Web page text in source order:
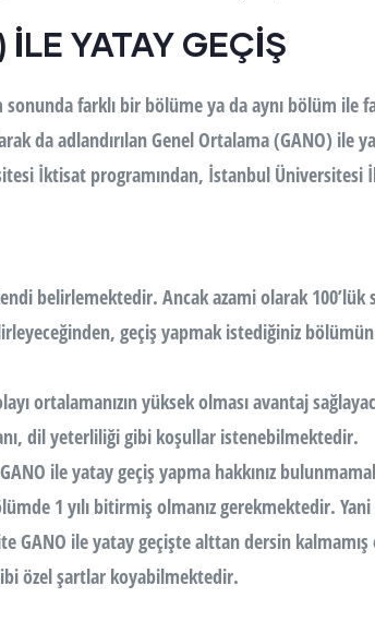
YATAY GEÇİŞ
farklı bir bölüme ya da aynı bölüm
da adlandırılan Genel Ortalama (GANO) ile
İktisat programından, İstanbul Üniversitesi
belirlemektedir. Ancak azami olarak
geçiş yapmak istediğiniz
ortalamanızın yüksek olması avantaj
dil yeterliliği gibi koşullar istenebilmektedir.
ile yatay geçiş yapma hakkınız
1 yılı bitirmiş olmanız gerekmektedir.
ile yatay geçişte alttan dersin
özel şartlar koyabilmektedir.